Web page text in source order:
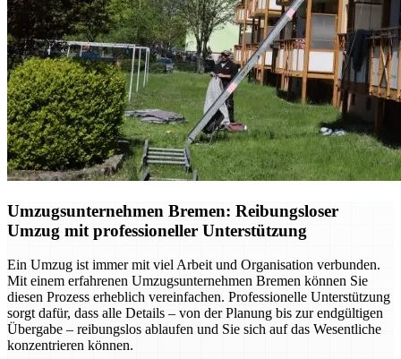
Umzugsunternehmen Bremen: Reibungsloser
Umzug mit professioneller Unterstützung
Ein Umzug ist immer mit viel Arbeit und Organisation verbunden.
Mit einem erfahrenen Umzugsunternehmen Bremen können Sie
diesen Prozess erheblich vereinfachen. Professionelle Unterstützung
sorgt dafür, dass alle Details – von der Planung bis zur endgültigen
Übergabe – reibungslos ablaufen und Sie sich auf das Wesentliche
konzentrieren können.